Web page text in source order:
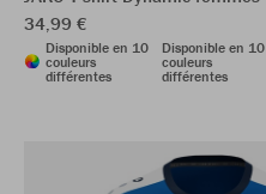
34,99 €
Disponible en 10
couleurs
différentes
Disponible en 10
couleurs
différentes